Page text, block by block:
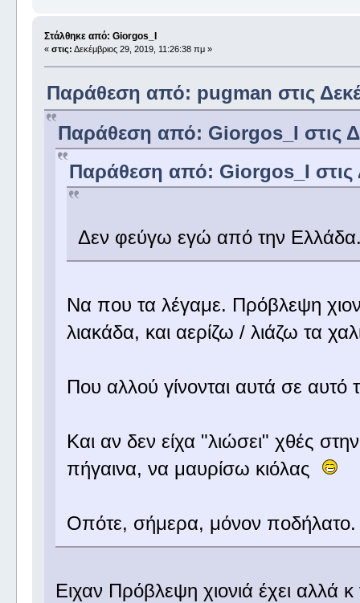
Στάλθηκε από: Giorgos_I
« στις: Δεκέμβριος 29, 2019, 11:26:38 πμ »
Παράθεση από: pugman στις
Παράθεση από: Giorgos_I στις
Παράθεση από: Giorgos_I στις
Δεν φεύγω εγώ από την
Να που τα λέγαμε. Πρόβλεψη
λιακάδα, και αερίζω / λιάζω τα
Που αλλού γίνονται αυτά σε
Και αν δεν είχα "λιώσει" χθές
πήγαινα, να μαυρίσω κιόλας
Οπότε, σήμερα, μόνον
Ειχαν Πρόβλεψη χιονιά έχει αλλά